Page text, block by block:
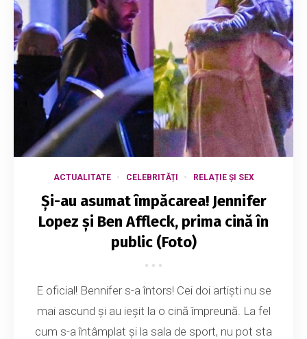
ACTUALITATE CELEBRITĂȚI RELAȚIE ȘI SEX
Și-au asumat împăcarea! Jennifer
Lopez și Ben Affleck, prima cină în
public (Foto)
E oficial! Bennifer s-a întors! Cei doi artişti nu se
mai ascund şi au ieşit la o cină împreună. La fel
cum s-a întâmplat şi la sala de sport, nu pot sta